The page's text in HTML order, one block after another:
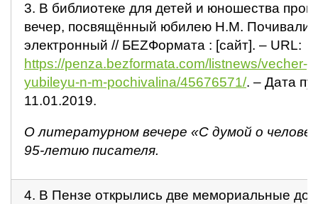
3. В библиотеке для детей и юношества
вечер, посвящённый юбилею Н.М.
электронный // БЕZФормата : [сайт]. – URL:
https://penza.bezformata.com/listnews/vecher-
yubileyu-n-m-pochivalina/45676571/. – Дата
11.01.2019.
О литературном вечере «С думой о
95-летию писателя.
4. В Пензе открылись две мемориальные